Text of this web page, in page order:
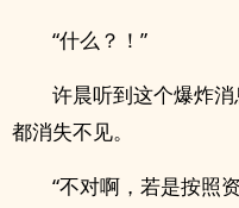
“什么？！”
许晨听到这个爆炸
都消失不见。
“不对啊，若是按照